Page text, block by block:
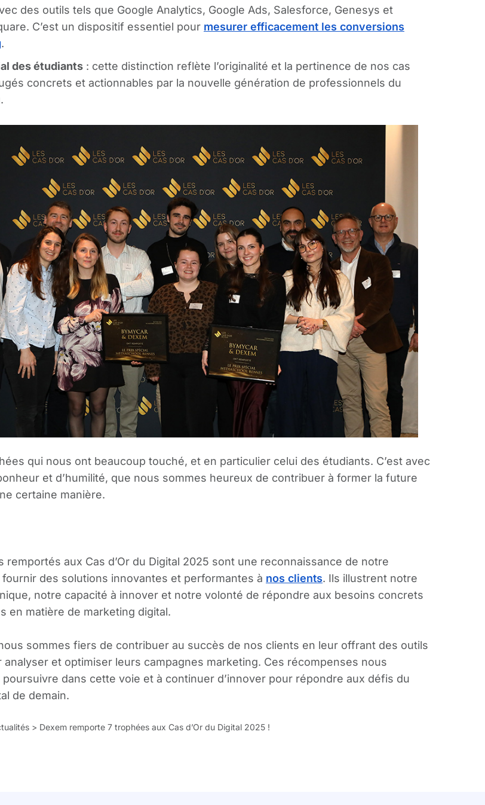
des outils tels que Google Analytics, Google Ads, Salesforce, Genesys et
C’est un dispositif essentiel pour mesurer efficacement les conversions
.
des étudiants : cette distinction reflète l’originalité et la pertinence de nos cas
concrets et actionnables par la nouvelle génération de professionnels du
qui nous ont beaucoup touché, et en particulier celui des étudiants. C’est avec
et d’humilité, que nous sommes heureux de contribuer à former la future
certaine manière.
remportés aux Cas d’Or du Digital 2025 sont une reconnaissance de notre
des solutions innovantes et performantes à nos clients. Ils illustrent notre
notre capacité à innover et notre volonté de répondre aux besoins concrets
en matière de marketing digital.​
sommes fiers de contribuer au succès de nos clients en leur offrant des outils
analyser et optimiser leurs campagnes marketing. Ces récompenses nous
dans cette voie et à continuer d’innover pour répondre aux défis du
de demain.
> Dexem remporte 7 trophées aux Cas d’Or du Digital 2025 !